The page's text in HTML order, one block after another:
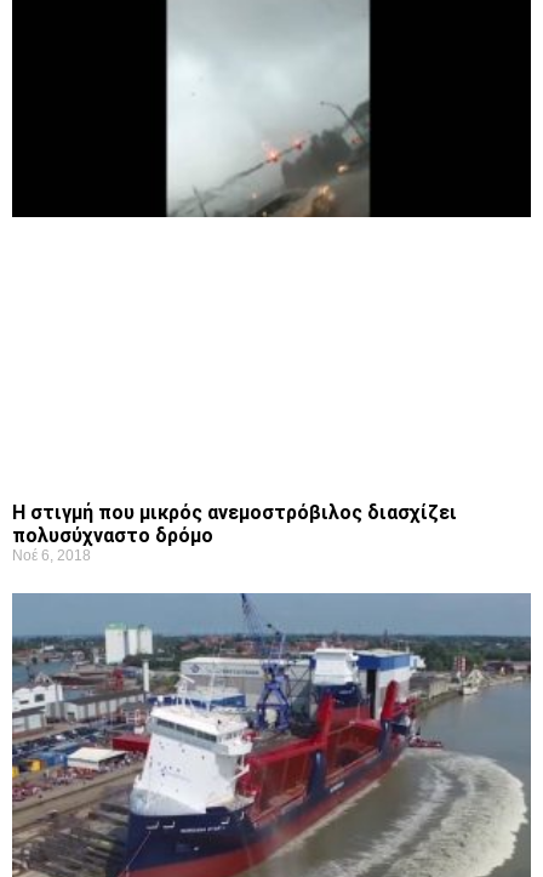
Η στιγμή που μικρός ανεμοστρόβιλος διασχίζει
πολυσύχναστο δρόμο
Νοέ 6, 2018